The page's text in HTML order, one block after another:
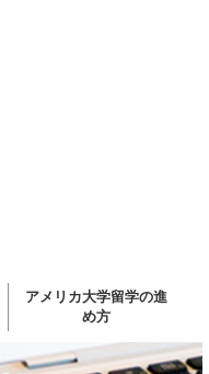
アメリカ大学留学の進
め方